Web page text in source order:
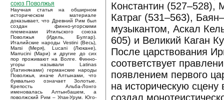
союз Поволжья
Научная статья на обширном
историческом материале
доказывает, что Древний Рим был
создан финно-угорскими
племенами Итильского союза
Поволжья (Идель, Булгар).
Италийские народы Vestini (Весь),
Marsi (Меря), Lucani (Люкане),
Marrucini (Мари) и другие до сих
пор проживают на Волге. Финно-
угоры называли Latinas
(Латинянами) германские народы
Поволжья, иначе Алтынами, что
буквально означает Золотые.
Крепость Альба-Лонго
именовалась Алтынбашем, а
поволжский Рим – Улак-Урум. Юго-
Константин (527–528),
Катраг (531–563),
музыкантом, Аскал
605) и Великий Каган
После царствования
соответствует
появлением первого
на историческую
создал